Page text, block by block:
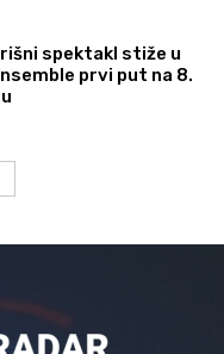
spektakl stiže u
prvi put na 8.